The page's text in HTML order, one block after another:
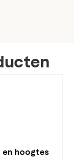
en hoogtes